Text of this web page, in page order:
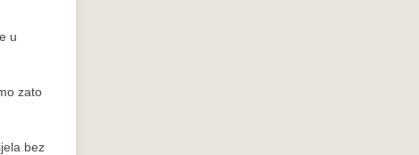
u
zato
bez